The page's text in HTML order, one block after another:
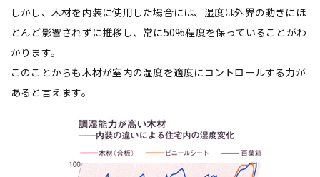
しかし、木材を内装に使用した場合には、湿度は外界の動きにほ
とんど影響されずに推移し、常に50%程度を保っていることがわ
かります。
このことからも木材が室内の湿度を適度にコントロールする力が
あると言えます。